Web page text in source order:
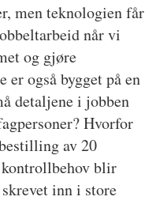
men teknologien får
når vi
og gjøre
er også bygget på en
detaljene i jobben
Hvorfor
av 20
blir
inn i store